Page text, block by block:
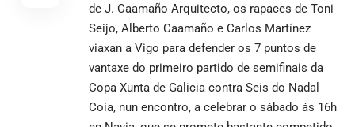
de J. Caamaño Arquitecto, os rapaces de Toni
Seijo, Alberto Caamaño e Carlos Martínez
viaxan a Vigo para defender os 7 puntos de
vantaxe do primeiro partido de semifinais da
Copa Xunta de Galicia contra Seis do Nadal
Coia, nun encontro, a celebrar o sábado ás 16h